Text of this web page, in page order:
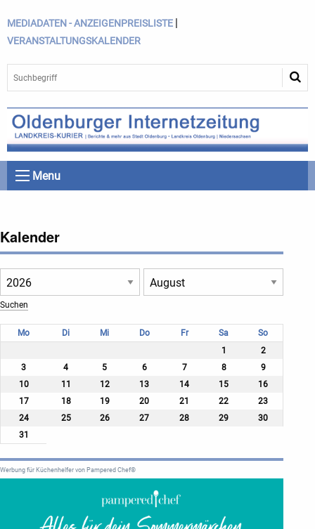
MEDIADATEN - ANZEIGENPREISLISTE |
VERANSTALTUNGSKALENDER
Menu
Kalender
Mo Di Mi Do Fr Sa
So
1
2
3
4 5 6 7 8
9
10
11 12 13 14 15
16
17
18 19 20 21 22
23
24
25 26 27 28 29
30
31
Werbung für Küchenhelfer von Pampered Chef®